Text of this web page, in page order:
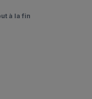
à la fin